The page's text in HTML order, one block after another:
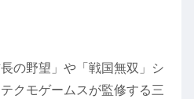
の野望」や「戦国無双」シ
クモゲームスが監修する三